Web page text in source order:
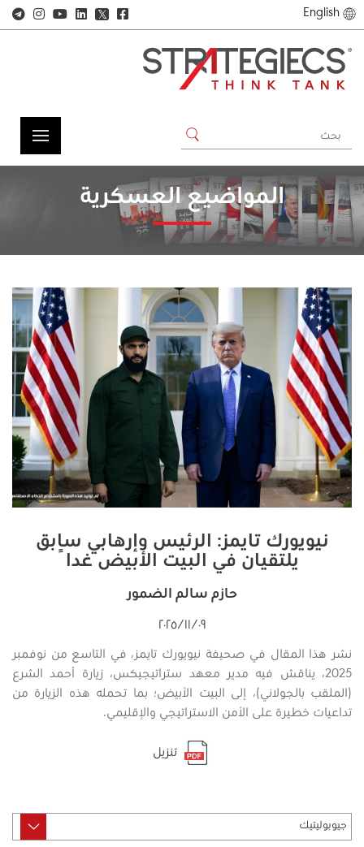
English
𝕏
المواضيع العسكرية
نيويورك تايمز: الرئيس وإرهابي سابق
يلتقيان في البيت الأبيض غداً
حازم سالم الضمور
٠٩‏/١١‏/٢٠٢٥
نشر هذا المقال في صحيفة نيويورك تايمز، في التاسع من نوفمبر
2025، يناقش فيه مدير معهد ستراتيجيكس، زيارة أحمد الشرع
(الملقب بالجولاني)، إلى البيت الأبيض؛ بما تحمله هذه الزيارة من
تداعيات خطيرة على الأمن الاستراتيجي والإقليمي.
تنزيل